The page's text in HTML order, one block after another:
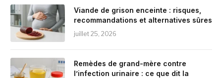
Viande de grison enceinte : risques,
recommandations et alternatives sûres
juillet 25, 2026
Remèdes de grand-mère contre
l’infection urinaire : ce que dit la